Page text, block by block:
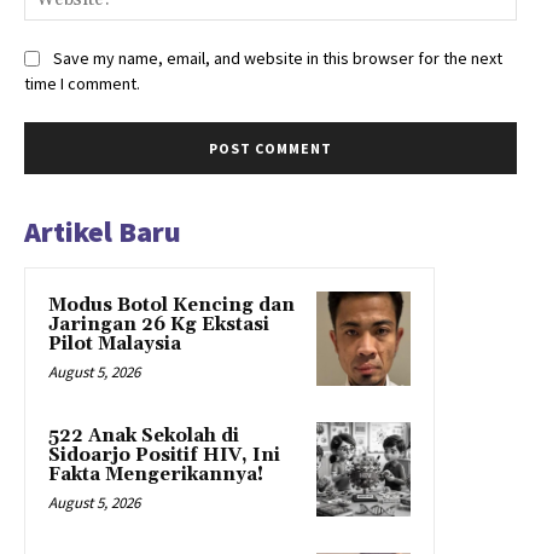
Save my name, email, and website in this browser for the next
time I comment.
Artikel Baru
Modus Botol Kencing dan
Jaringan 26 Kg Ekstasi
Pilot Malaysia
August 5, 2026
522 Anak Sekolah di
Sidoarjo Positif HIV, Ini
Fakta Mengerikannya!
August 5, 2026